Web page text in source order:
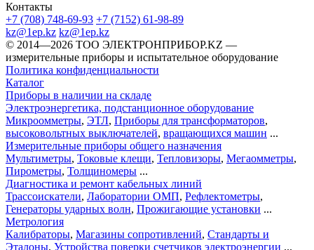
Контакты
+7 (708) 748-69-93 +7 (7152) 61-98-89
kz@1ep.kz kz@1ep.kz
©️ 2014—2026 ТОО ЭЛЕКТРОНПРИБОР.KZ —
измерительные приборы и испытательное оборудование
Политика конфиденциальности
Каталог
Приборы в наличии на складе
Электроэнергетика, подстанционное оборудование
Микроомметры, ЭТЛ, Приборы для трансформаторов,
высоковольтных выключателей, вращающихся машин ...
Измерительные приборы общего назначения
Мультиметры, Токовые клещи, Тепловизоры, Мегаомметры,
Пирометры, Толщиномеры ...
Диагностика и ремонт кабельных линий
Трассоискатели, Лаборатории ОМП, Рефлектометры,
Генераторы ударных волн, Прожигающие установки ...
Метрология
Калибраторы, Магазины сопротивлений, Стандарты и
Эталоны, Устройства поверки счетчиков электроэнергии ...